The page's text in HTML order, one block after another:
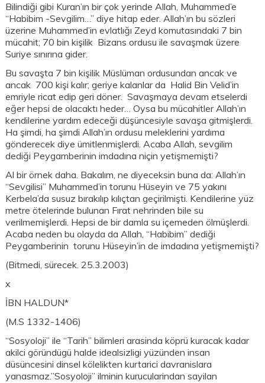
Bilindiği gibi Kuran’ın bir çok yerinde Allah, Muhammed’e
“Habibim -Sevgilim…” diye hitap eder. Allah’ın bu sözleri
üzerine Muhammed’in evlatlığı Zeyd komutasındaki 7 bin
mücahit; 70 bin kişilik Bizans ordusu ile savaşmak üzere
Suriye sınırına gider.
Bu savaşta 7 bin kişilik Müslüman ordusundan ancak ve
ancak 700 kişi kalır; geriye kalanlar da Halid Bin Velid’in
emriyle ricat edip geri döner. Savaşmaya devam etselerdi
eğer hepsi de olacaktı heder… Oysa bu mücahitler Allah’ın
kendilerine yardım edeceği düşüncesiyle savaşa gitmişlerdi.
Ha şimdi, ha şimdi Allah’ın ordusu meleklerini yardıma
gönderecek diye ümitlenmişlerdi. Acaba Allah, sevgilim
dediği Peygamberinin imdadına niçin yetişmemişti?
Al bir örnek daha. Bakalım, ne diyeceksin buna da: Allah’ın
“Sevgilisi” Muhammed’in torunu Hüseyin ve 75 yakını
Kerbela’da susuz bırakılıp kılıçtan geçirilmişti. Kendilerine yüz
metre ötelerinde bulunan Fırat nehrinden bile su
verilmemişlerdi. Hepsi de bir damla su içemeden ölmüşlerdi.
Acaba neden bu olayda da Allah, “Habibim” dediği
Peygamberinin torunu Hüseyin’in de imdadına yetişmemişti?
(Bitmedi, sürecek. 25.3.2003)
x
İBN HALDUN*
(M.S 1332-1406)
“Sosyoloji” ile “Tarih” bilimleri arasinda köprü kuracak kadar
akilci göründügü halde idealsizligi yüzünden insan
düsüncesini dinsel kölelikten kurtarici davranislara
yanasmaz.”Sosyoloji” ilminin kurucularindan sayilan